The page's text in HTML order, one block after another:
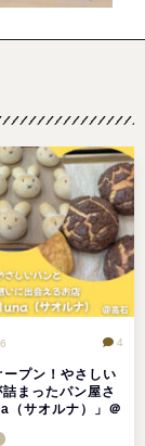
プン！やさしい
まったパン屋さ
（サオルナ）」＠
4